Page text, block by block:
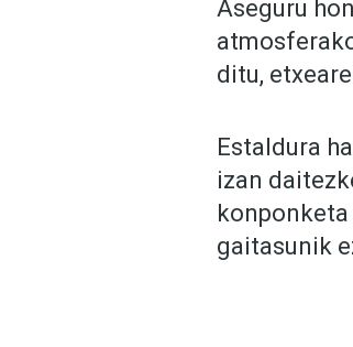
Aseguru
ditu,
Estaldura
izan
gaitasunik